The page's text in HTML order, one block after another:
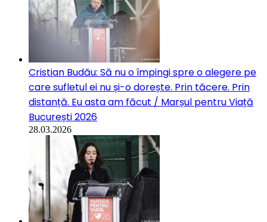
Cristian Budău: Să nu o împingi spre o alegere pe
care sufletul ei nu și-o dorește. Prin tăcere. Prin
distanță. Eu asta am făcut / Marșul pentru Viață
București 2026
28.03.2026